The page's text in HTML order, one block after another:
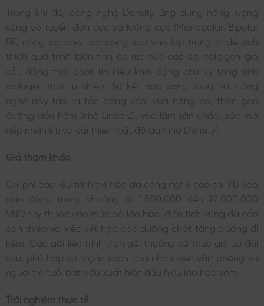
Trong khi đó, công nghệ Density ứng dụng năng lượng
sóng vô tuyến đơn cực và lưỡng cực (Monopolar/Bipolar
RF) nồng độ cao, tác động sâu vào lớp trung bì để kích
thích quá trình biến tính co rút của các sợi collagen già
cỗi, đồng thời phát tín hiệu khởi động chu kỳ tăng sinh
collagen mới tự nhiên. Sự kết hợp song song hai công
nghệ này tạo ra tác động kép: vừa nâng cơ, thon gọn
đường viền hàm (nhờ LinearZ), vừa làm săn chắc, xóa mờ
nếp nhăn li ti và cải thiện mật độ da (nhờ Density).
Giá tham khảo
Chi phí các liệu trình trẻ hóa da công nghệ cao tại YB Spa
dao động trong khoảng từ 1.500.000 đến 22.000.000
VND tùy thuộc vào mức độ lão hóa, diện tích vùng da cần
can thiệp và việc kết hợp các dưỡng chất tăng trưởng đi
kèm. Các gói liệu trình trọn gói thường có mức giá ưu đãi
sâu, phù hợp với ngân sách của nhân viên văn phòng và
người trẻ tuổi bắt đầu xuất hiện dấu hiệu lão hóa sớm.
Trải nghiệm thực tế